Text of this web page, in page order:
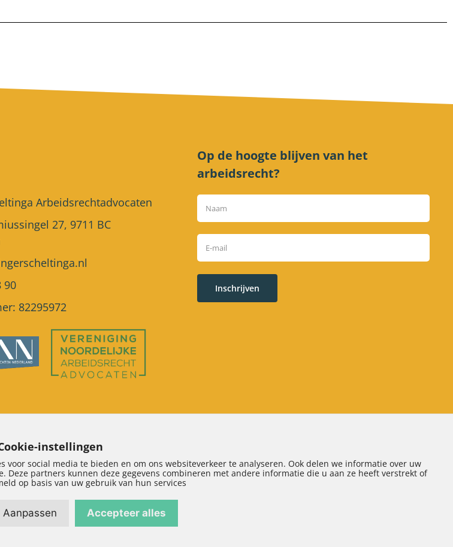
Arbeidsrechtadvocaten
27, 9711 BC
90
82295972
Op de hoogte blijven van het
arbeidsrecht?
Inschrijven
instellingen
social media te bieden en om ons websiteverkeer te analyseren. Ook delen we informatie over uw
partners kunnen deze gegevens combineren met andere informatie die u aan ze heeft verstrekt of
op basis van uw gebruik van hun services
Aanpassen Accepteer alles